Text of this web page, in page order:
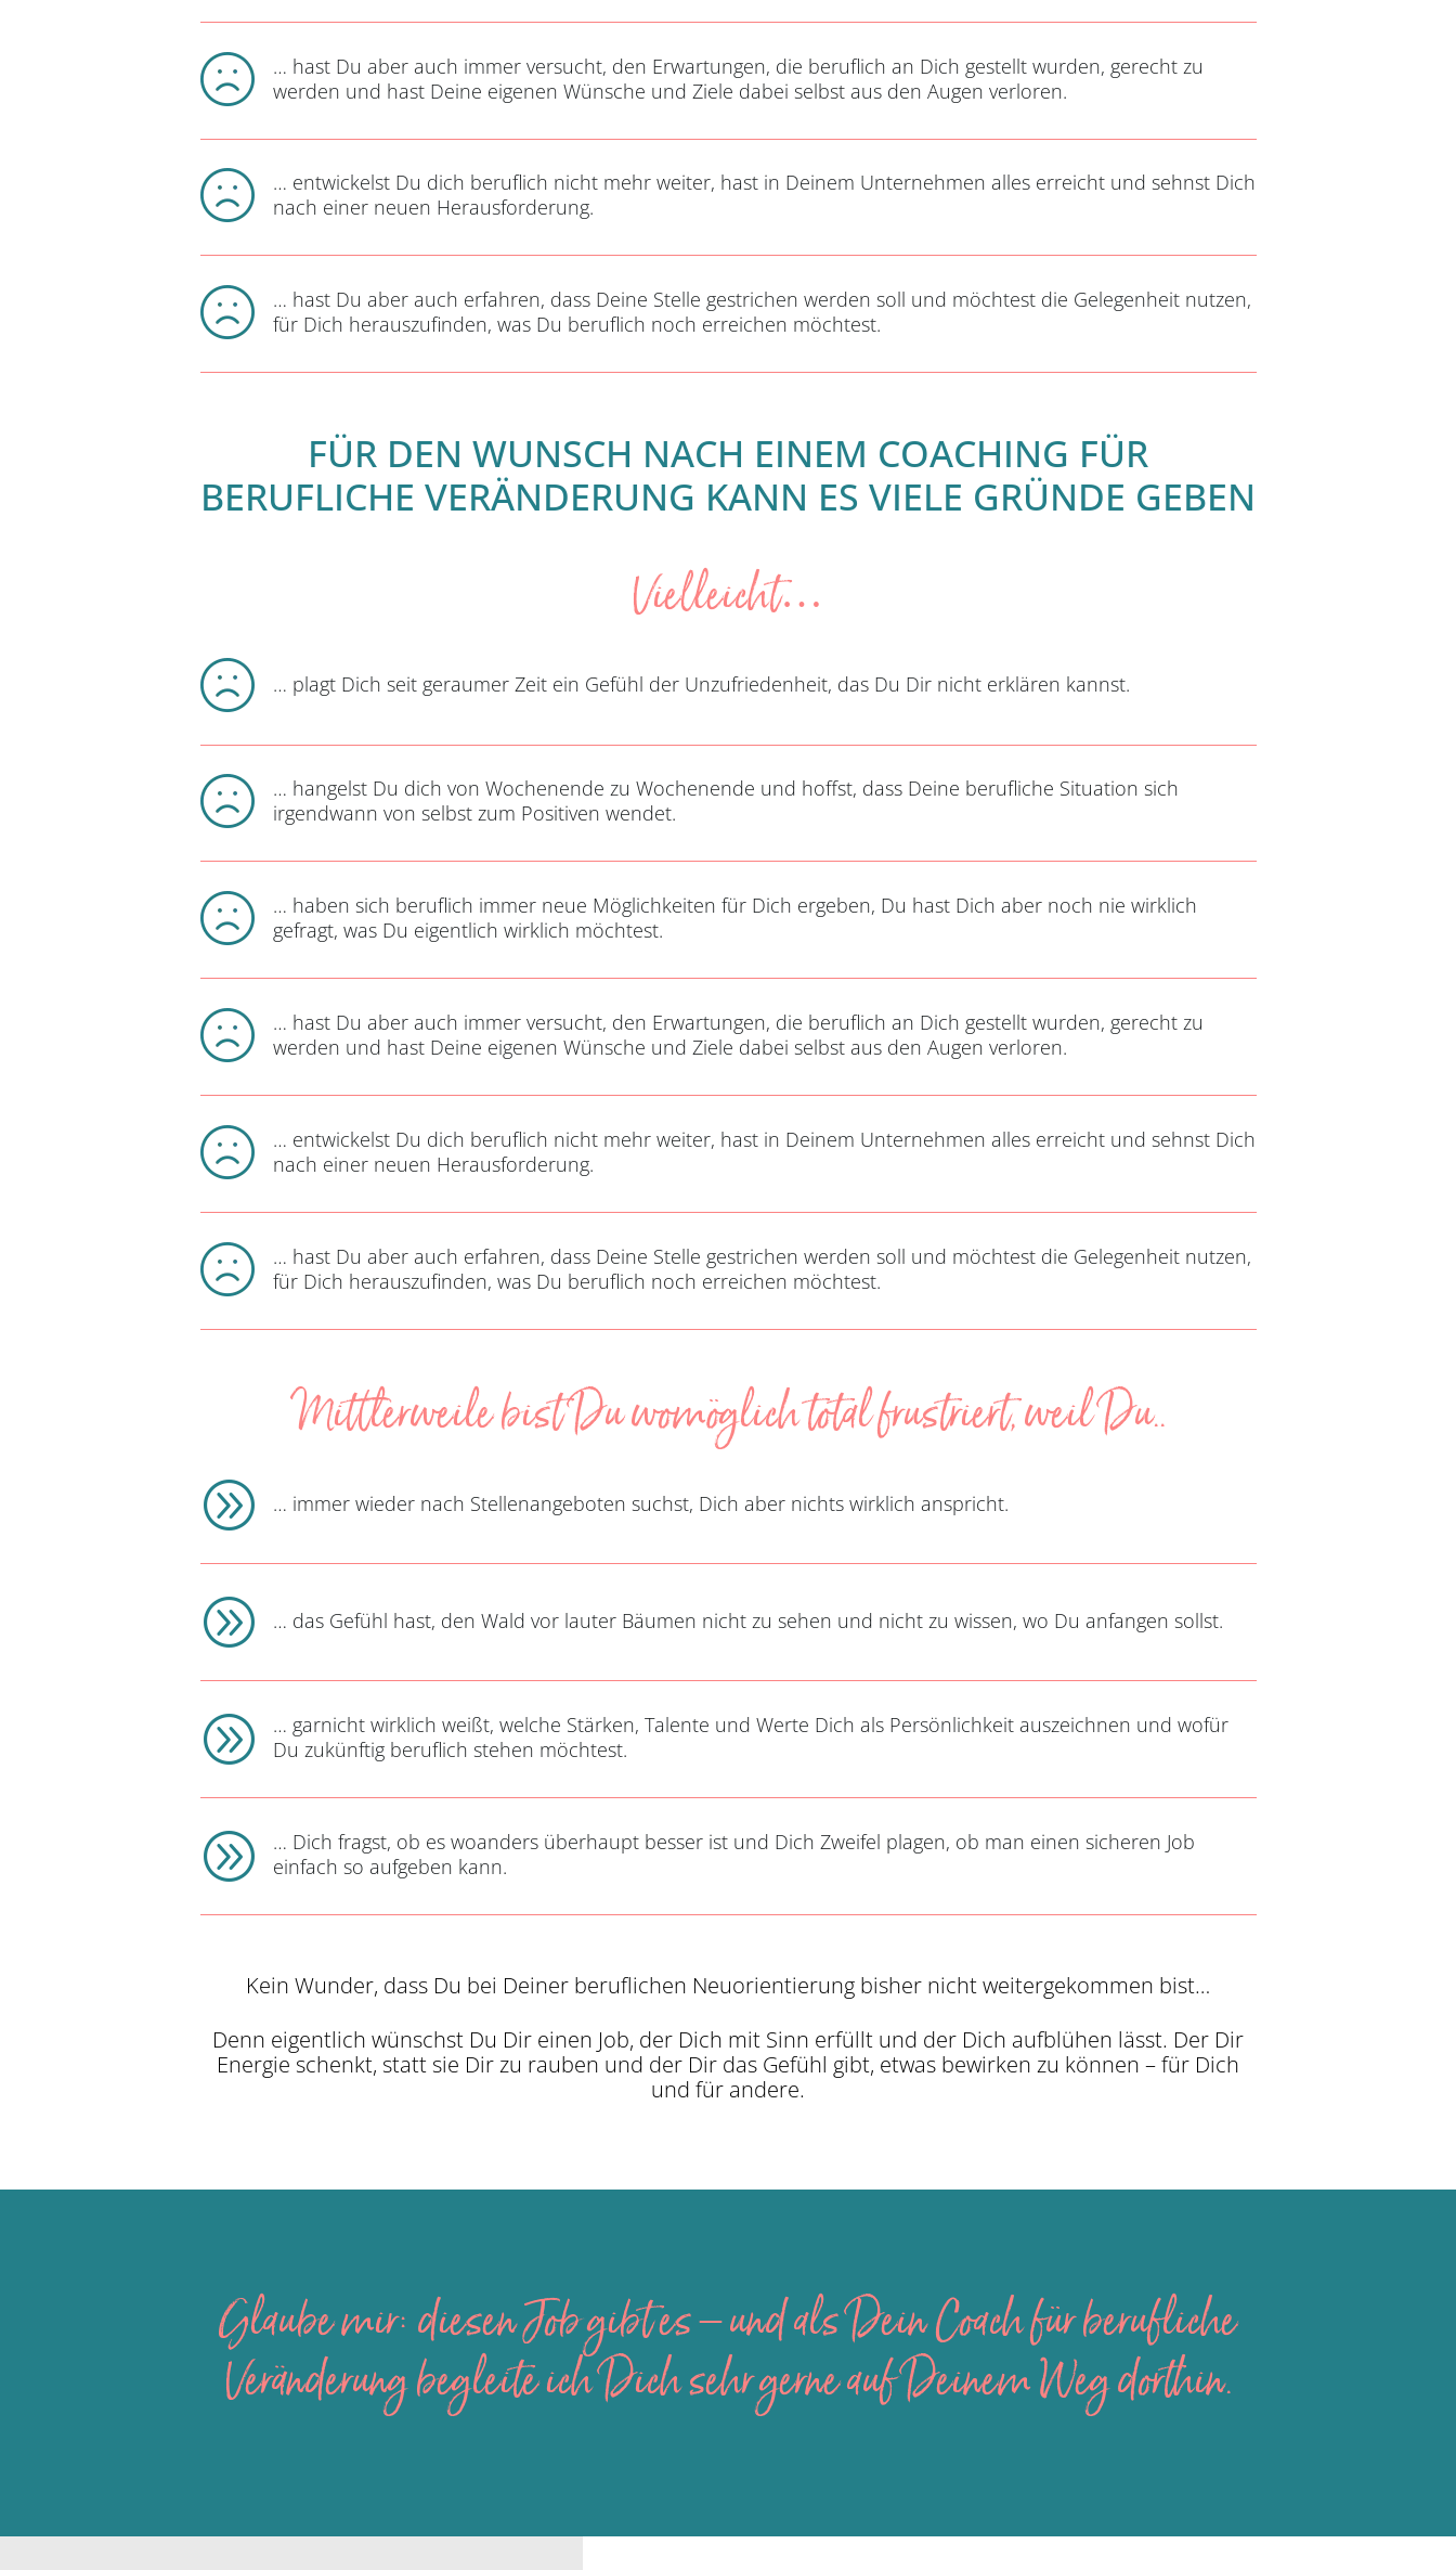
… hast Du aber auch immer versucht, den Erwartungen, die beruflich an Dich gestellt wurden, gerecht zu
werden und hast Deine eigenen Wünsche und Ziele dabei selbst aus den Augen verloren.
… entwickelst Du dich beruflich nicht mehr weiter, hast in Deinem Unternehmen alles erreicht und sehnst Dich
nach einer neuen Herausforderung.
… hast Du aber auch erfahren, dass Deine Stelle gestrichen werden soll und möchtest die Gelegenheit nutzen,
für Dich herauszufinden, was Du beruflich noch erreichen möchtest.
FÜR DEN WUNSCH NACH EINEM COACHING FÜR
BERUFLICHE VERÄNDERUNG KANN ES VIELE GRÜNDE GEBEN
Vielleicht…
… plagt Dich seit geraumer Zeit ein Gefühl der Unzufriedenheit, das Du Dir nicht erklären kannst.
… hangelst Du dich von Wochenende zu Wochenende und hoffst, dass Deine berufliche Situation sich
irgendwann von selbst zum Positiven wendet.
… haben sich beruflich immer neue Möglichkeiten für Dich ergeben, Du hast Dich aber noch nie wirklich
gefragt, was Du eigentlich wirklich möchtest.
… hast Du aber auch immer versucht, den Erwartungen, die beruflich an Dich gestellt wurden, gerecht zu
werden und hast Deine eigenen Wünsche und Ziele dabei selbst aus den Augen verloren.
… entwickelst Du dich beruflich nicht mehr weiter, hast in Deinem Unternehmen alles erreicht und sehnst Dich
nach einer neuen Herausforderung.
… hast Du aber auch erfahren, dass Deine Stelle gestrichen werden soll und möchtest die Gelegenheit nutzen,
für Dich herauszufinden, was Du beruflich noch erreichen möchtest.
Mittlerweile bist Du womöglich total frustriert, weil Du..
A … immer wieder nach Stellenangeboten suchst, Dich aber nichts wirklich anspricht.
A … das Gefühl hast, den Wald vor lauter Bäumen nicht zu sehen und nicht zu wissen, wo Du anfangen sollst.
A
… garnicht wirklich weißt, welche Stärken, Talente und Werte Dich als Persönlichkeit auszeichnen und wofür
Du zukünftig beruflich stehen möchtest.
A
… Dich fragst, ob es woanders überhaupt besser ist und Dich Zweifel plagen, ob man einen sicheren Job
einfach so aufgeben kann.
Kein Wunder, dass Du bei Deiner beruflichen Neuorientierung bisher nicht weitergekommen bist…
Denn eigentlich wünschst Du Dir einen Job, der Dich mit Sinn erfüllt und der Dich aufblühen lässt. Der Dir
Energie schenkt, statt sie Dir zu rauben und der Dir das Gefühl gibt, etwas bewirken zu können – für Dich
und für andere.
Glaube mir: diesen Job gibt es – und als Dein Coach für berufliche
Veränderung begleite ich Dich sehr gerne auf Deinem Weg dorthin.